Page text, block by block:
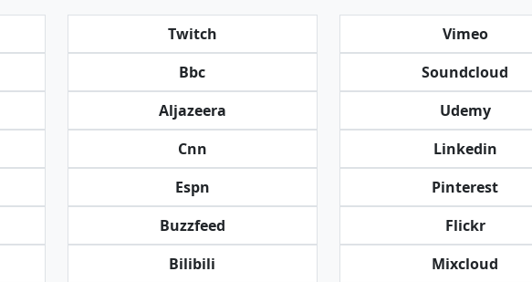
Twitch
Bbc
Aljazeera
Cnn
Espn
Buzzfeed
Bilibili
Vimeo
Soundcloud
Udemy
Linkedin
Pinterest
Flickr
Mixcloud